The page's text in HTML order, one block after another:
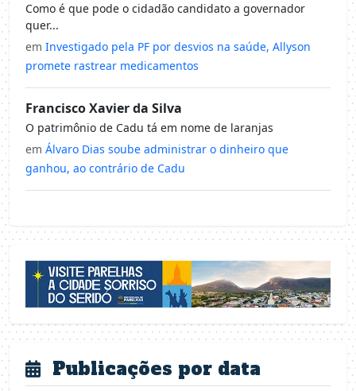
Como é que pode o cidadão candidato a governador
quer...
em Investigado pela PF por desvios na saúde, Allyson
promete rastrear medicamentos
Francisco Xavier da Silva
O patrimônio de Cadu tá em nome de laranjas
em Álvaro Dias soube administrar o dinheiro que
ganhou, ao contrário de Cadu
Publicações por data